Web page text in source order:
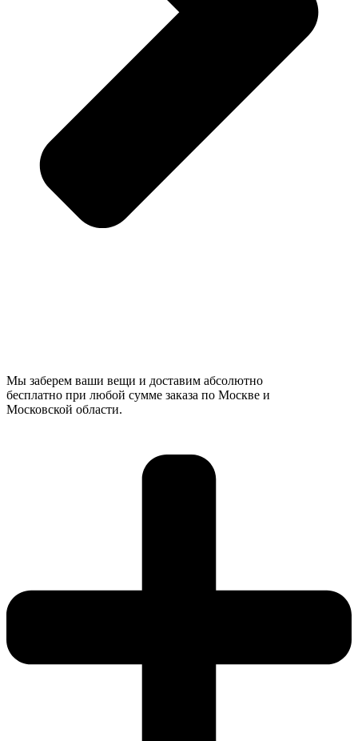
Мы заберем ваши вещи и доставим абсолютно
бесплатно при любой сумме заказа по Москве и
Московской области.